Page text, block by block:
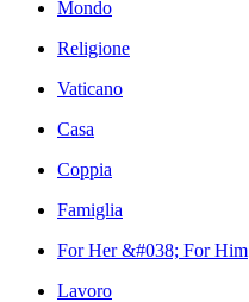
Mondo
Religione
Vaticano
Casa
Coppia
Famiglia
For Her &#038; For Him
Lavoro